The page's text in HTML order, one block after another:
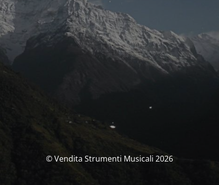
© Vendita Strumenti Musicali 2026